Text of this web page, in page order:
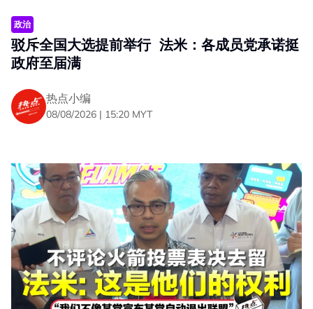
政治
驳斥全国大选提前举行 法米：各成员党承诺挺
政府至届满
热点小编
08/08/2026 | 15:20 MYT